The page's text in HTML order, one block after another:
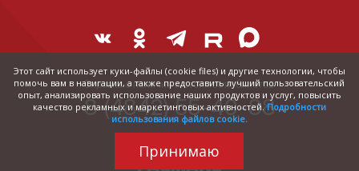
Справка о наличии и стоимости билетов:
8 (4842) 55-40-88
Этот сайт использует куки-файлы (cookie files) и другие технологии, чтобы
помочь вам в навигации, а также предоставить лучший пользовательский
опыт, анализировать использование наших продуктов и услуг, повысить
качество рекламных и маркетинговых активностей. Подробности
использования файлов cookie.
Принимаю